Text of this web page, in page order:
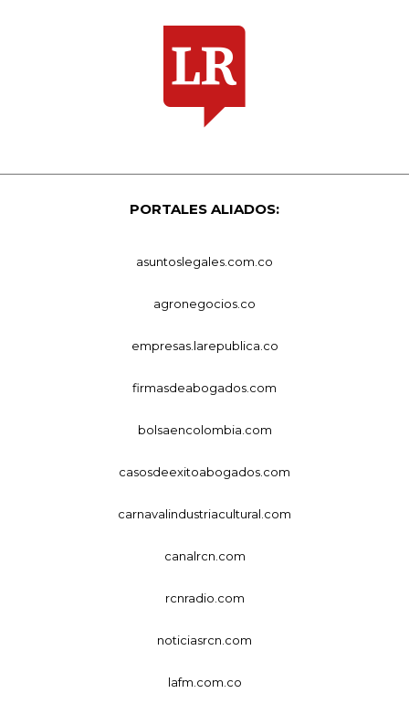
PORTALES ALIADOS:
asuntoslegales.com.co
agronegocios.co
empresas.larepublica.co
firmasdeabogados.com
bolsaencolombia.com
casosdeexitoabogados.com
carnavalindustriacultural.com
canalrcn.com
rcnradio.com
noticiasrcn.com
lafm.com.co